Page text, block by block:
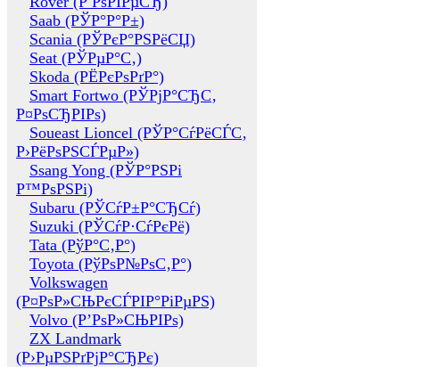
Saab (РЎР°Р°Р±)
Scania (РЎРєР°РЅРёСЏ)
Seat (РЎРµР°С‚)
Skoda (РЁРєРѕРґР°)
Smart Fortwo (РЎРјР°СЂС‚
Р¤РѕСЂРІРѕ)
Soueast Lioncel (РЎР°СѓРёСЃС‚
Р›РёРѕРЅСЃРµР»)
Ssang Yong (РЎР°РЅРі
Р™РѕРЅРі)
Subaru (РЎСѓР±Р°СЂСѓ)
Suzuki (РЎСѓР·СѓРєРё)
Tata (РўР°С‚Р°)
Toyota (РўРѕР№РѕС‚Р°)
Volkswagen
(Р¤РѕР»СЊРєСЃРІР°РіРµРЅ)
Volvo (Р’РѕР»СЊРІРѕ)
ZX Landmark
(Р›РµРЅРґРјР°СЂРє)